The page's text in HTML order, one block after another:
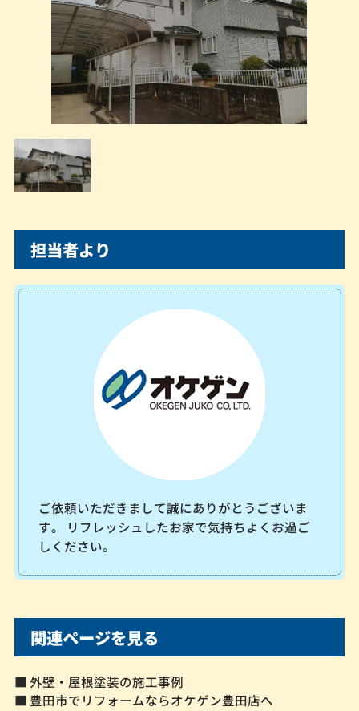
担当者より
ご依頼いただきまして誠にありがとうございま
す。 リフレッシュしたお家で気持ちよくお過ご
しください。
関連ページを見る
■ 外壁・屋根塗装の施工事例
■ 豊田市でリフォームならオケゲン豊田店へ